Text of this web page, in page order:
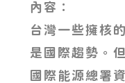
內容：
台灣一些擁核
是國際趨勢。
國際能源總署